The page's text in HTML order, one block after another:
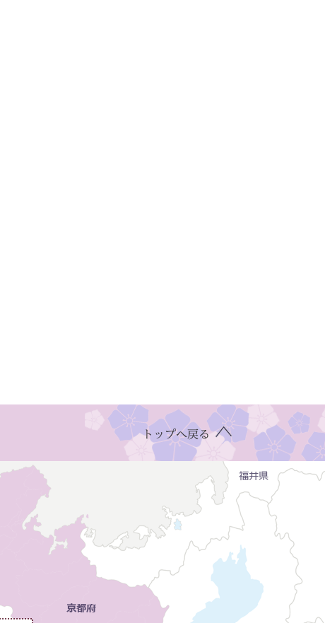
トップへ戻る